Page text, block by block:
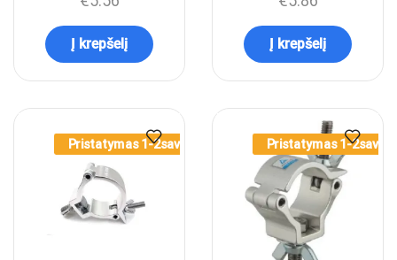
Į krepšelį Į krepšelį
Pristatymas 1-2sav. Pristatymas 1-2sav.